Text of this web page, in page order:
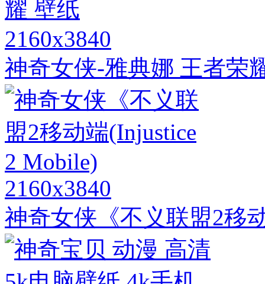
2160x3840
神奇女侠-雅典娜 王者荣
2160x3840
神奇女侠《不义联盟2移